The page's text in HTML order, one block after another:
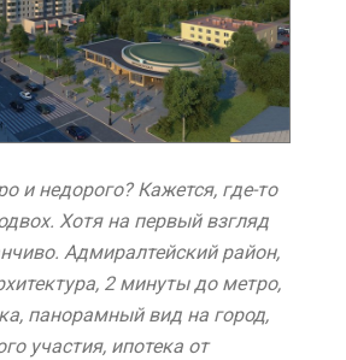
и недорого? Кажется, где-то
Хотя на первый взгляд
Адмиралтейский район,
2 минуты до метро,
панорамный вид на город,
участия, ипотека от